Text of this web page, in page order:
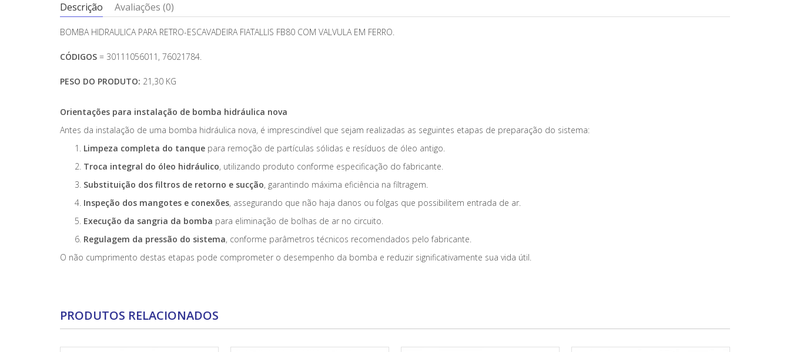
Descrição Avaliações (0)
BOMBA HIDRAULICA PARA RETRO-ESCAVADEIRA FIATALLIS FB80 COM VALVULA EM FERRO.
CÓDIGOS = 30111056011, 76021784.
PESO DO PRODUTO: 21,30 KG
Orientações para instalação de bomba hidráulica nova
Antes da instalação de uma bomba hidráulica nova, é imprescindível que sejam realizadas as seguintes etapas de preparação do sistema:
Limpeza completa do tanque para remoção de partículas sólidas e resíduos de óleo antigo.
Troca integral do óleo hidráulico, utilizando produto conforme especificação do fabricante.
Substituição dos filtros de retorno e sucção, garantindo máxima eficiência na filtragem.
Inspeção dos mangotes e conexões, assegurando que não haja danos ou folgas que possibilitem entrada de ar.
Execução da sangria da bomba para eliminação de bolhas de ar no circuito.
Regulagem da pressão do sistema, conforme parâmetros técnicos recomendados pelo fabricante.
O não cumprimento destas etapas pode comprometer o desempenho da bomba e reduzir significativamente sua vida útil.
PRODUTOS RELACIONADOS